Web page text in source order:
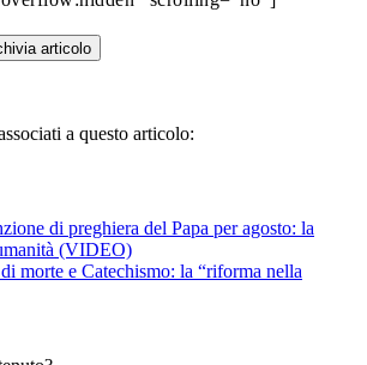
articolo
a questo articolo:
di preghiera del Papa per agosto: la
(VIDEO)
morte e Catechismo: la “riforma nella